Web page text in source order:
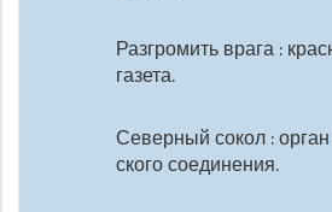
Разгромить врага :
газета.
Северный сокол :
ского соединения.